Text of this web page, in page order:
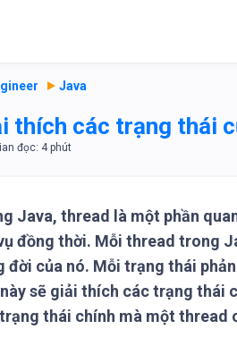
Java
thích các trạng thái
Java, thread là một phần
đồng thời. Mỗi thread trong
đời của nó. Mỗi trạng thái
sẽ giải thích các trạng thái
thái chính mà một thread